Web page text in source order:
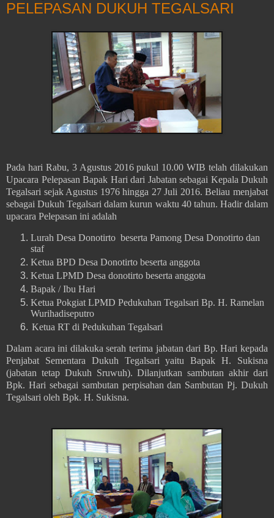
PELEPASAN DUKUH TEGALSARI
Pada hari Rabu, 3 Agustus 2016 pukul 10.00 WIB telah dilakukan
Upacara Pelepasan Bapak Hari dari Jabatan sebagai Kepala Dukuh
Tegalsari sejak Agustus 1976 hingga 27 Juli 2016. Beliau menjabat
sebagai Dukuh Tegalsari dalam kurun waktu 40 tahun. Hadir dalam
upacara Pelepasan ini adalah
Lurah Desa Donotirto beserta Pamong Desa Donotirto dan
staf
Ketua BPD Desa Donotirto beserta anggota
Ketua LPMD Desa donotirto beserta anggota
Bapak / Ibu Hari
Ketua Pokgiat LPMD Pedukuhan Tegalsari Bp. H. Ramelan
Wurihadiseputro
Ketua RT di Pedukuhan Tegalsari
Dalam acara ini dilakuka serah terima jabatan dari Bp. Hari kepada
Penjabat Sementara Dukuh Tegalsari yaitu Bapak H. Sukisna
(jabatan tetap Dukuh Sruwuh). Dilanjutkan sambutan akhir dari
Bpk. Hari sebagai sambutan perpisahan dan Sambutan Pj. Dukuh
Tegalsari oleh Bpk. H. Sukisna.